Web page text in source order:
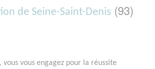
de Seine-Saint-Denis (93)
vous vous engagez pour la réussite